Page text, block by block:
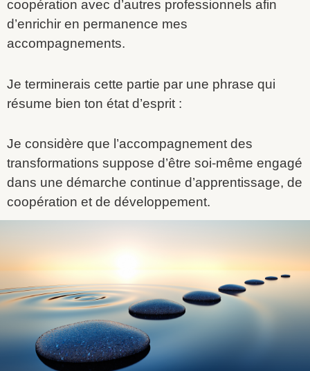
coopération avec d’autres professionnels afin
d’enrichir en permanence mes
accompagnements.
Je terminerais cette partie par une phrase qui
résume bien ton état d’esprit :
Je considère que l’accompagnement des
transformations suppose d’être soi-même engagé
dans une démarche continue d’apprentissage, de
coopération et de développement.